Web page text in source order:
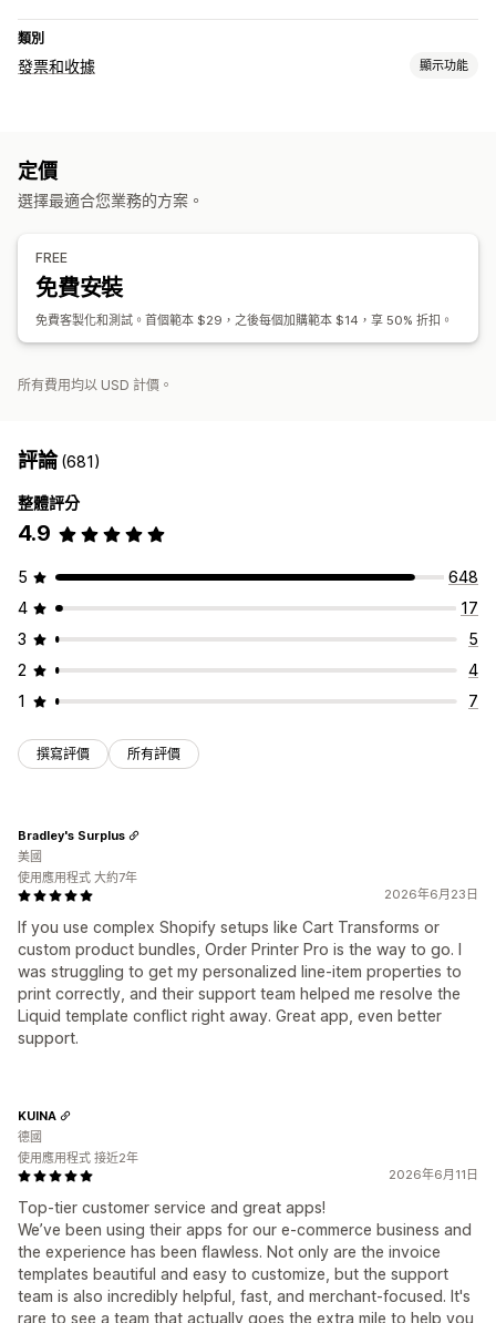
類別
發票和收據 顯示功能
檔案管理
列印和匯出
定價
選擇最適合您業務的方案。
FREE
免費安裝
免費客製化和測試。首個範本 $29，之後每個加購範本 $14，享 50% 折扣。
所有費用均以 USD 計價。
評論(681)
整體評分
4.9
5
648
4
17
3
5
2
4
1
7
撰寫評價 所有評價
2026年6月23日
If you use complex Shopify setups like Cart Transforms or
custom product bundles, Order Printer Pro is the way to go. I
was struggling to get my personalized line-item properties to
print correctly, and their support team helped me resolve the
Liquid template conflict right away. Great app, even better
support.
Bradley's Surplus
美國
使用應用程式 大約7年
2026年6月11日
Top-tier customer service and great apps!
We’ve been using their apps for our e-commerce business and
the experience has been flawless. Not only are the invoice
templates beautiful and easy to customize, but the support
team is also incredibly helpful, fast, and merchant-focused. It's
rare to see a team that actually goes the extra mile to help you
KUINA
德國
使用應用程式 接近2年